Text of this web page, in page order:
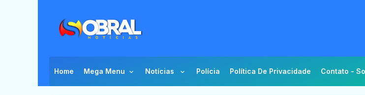
Home Mega Menu Notícias Polícia Política De Privacidade Contato -